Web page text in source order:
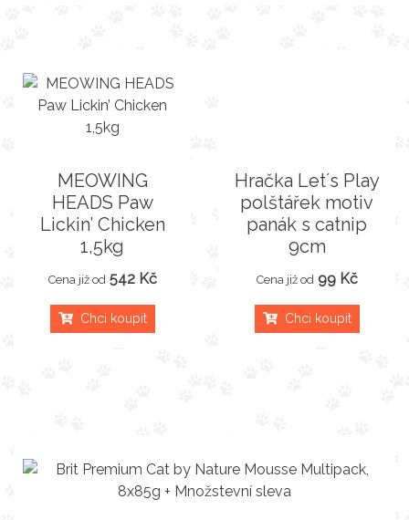
MEOWING
HEADS Paw
Lickin’ Chicken
1,5kg
Cena již od 542 Kč
Chci koupit
Hračka Let´s Play
polštářek motiv
panák s catnip
9cm
Cena již od 99 Kč
Chci koupit